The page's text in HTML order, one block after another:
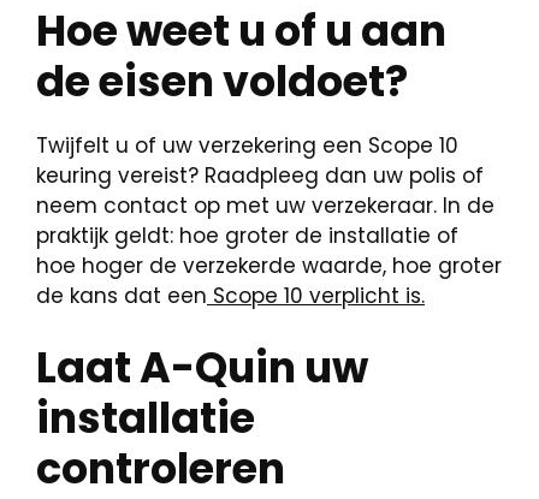
Hoe weet u of u aan
de eisen voldoet?
Twijfelt u of uw verzekering een Scope 10
keuring vereist? Raadpleeg dan uw polis of
neem contact op met uw verzekeraar. In de
praktijk geldt: hoe groter de installatie of
hoe hoger de verzekerde waarde, hoe groter
de kans dat een Scope 10 verplicht is.
Laat A-Quin uw
installatie
controleren